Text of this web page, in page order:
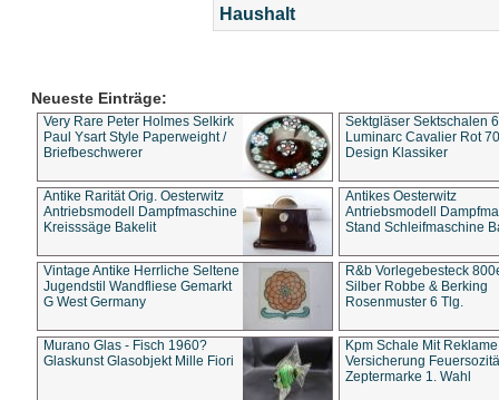
Haushalt
Neueste Einträge:
Very Rare Peter Holmes Selkirk
Paul Ysart Style Paperweight /
Briefbeschwerer
Sektgläser Sektschalen
Luminarc Cavalier Rot
Design Klassiker
Antike Rarität Orig. Oesterwitz
Antriebsmodell Dampfmaschine
Kreisssäge Bakelit
Antikes Oesterwitz
Antriebsmodell
Stand Schleifmaschine
Vintage Antike Herrliche Seltene
Jugendstil Wandfliese Gemarkt
G West Germany
R&b Vorlegebesteck
Silber Robbe & Berking
Rosenmuster 6 Tlg.
Murano Glas - Fisch 1960?
Glaskunst Glasobjekt Mille Fiori
Kpm Schale Mit Reklame
Versicherung
Zeptermarke 1. Wahl